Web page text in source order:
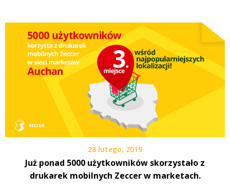
28 lutego, 2019
Już ponad 5000 użytkowników skorzystało z
drukarek mobilnych Zeccer w marketach.